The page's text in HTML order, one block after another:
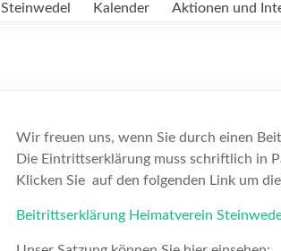
Steinwedel Kalender Aktionen und
Wir freuen uns, wenn Sie durch einen
Die Eintrittserklärung muss schriftlich in
Klicken Sie auf den folgenden Link um
Beitrittserklärung Heimatverein